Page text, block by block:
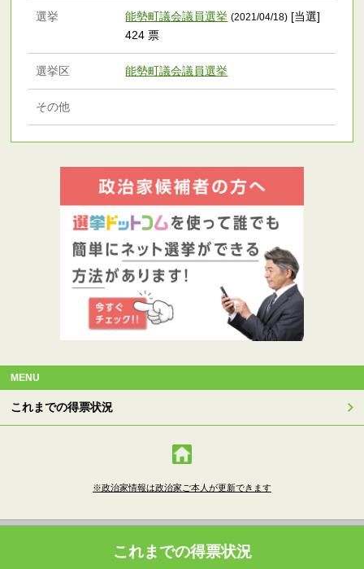
選挙 能勢町議会議員選挙 (2021/04/18) [当選]
424 票
選挙区 能勢町議会議員選挙
その他
MENU
これまでの得票状況
※政治家情報は政治家ご本人が更新できます
これまでの得票状況